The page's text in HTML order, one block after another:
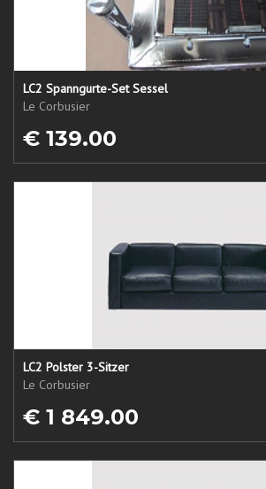
LC2 Spanngurte-Set Sessel
Le Corbusier
€ 139.00
LC2 Polster 3-Sitzer
Le Corbusier
€ 1 849.00